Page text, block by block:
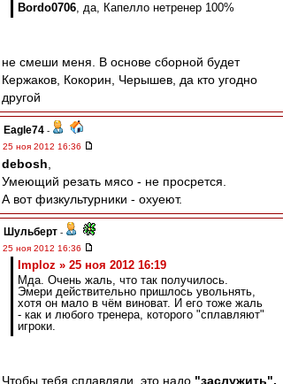
Bordo0706, да, Капелло нетренер 100%
не смеши меня. В основе сборной будет
Кержаков, Кокорин, Черышев, да кто угодно
другой
Eagle74 -
25 ноя 2012 16:36
debosh
Умеющий резать мясо - не просрется.
А вот физкультурники - охуеют.
Шульберт -
25 ноя 2012 16:36
Imploz » 25 ноя 2012 16:19
Мда. Очень жаль, что так получилось.
Эмери действительно пришлось увольнять,
хотя он мало в чём виноват. И его тоже жаль
- как и любого тренера, которого "сплавляют"
игроки.
Чтобы тебя сплавляли, это надо "заслужить".